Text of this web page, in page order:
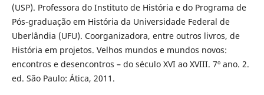
(USP). Professora do Instituto de História e do Programa de
Pós-graduação em História da Universidade Federal de
Uberlândia (UFU). Coorganizadora, entre outros livros, de
História em projetos. Velhos mundos e mundos novos:
encontros e desencontros – do século XVI ao XVIII. 7º ano. 2.
ed. São Paulo: Ática, 2011.